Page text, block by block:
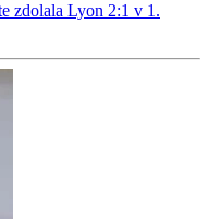
zdolala Lyon 2:1 v 1.